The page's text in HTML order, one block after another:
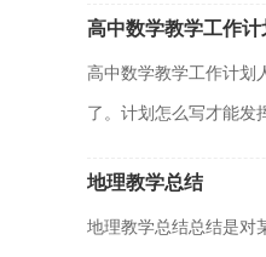
高中数学教学工作计
高中数学教学工作计划
了。计划怎么写才能发
地理教学总结
地理教学总结总结是对